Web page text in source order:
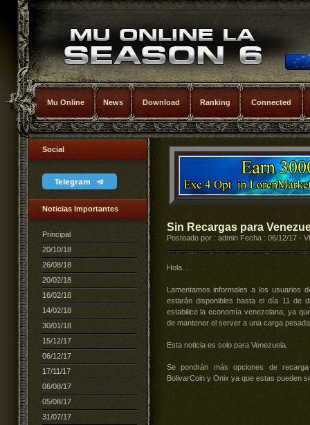
Mu Online News Download Ranking Connected
Social
Telegram
Noticias Importantes
Principal
20/10/18
26/08/18
20/02/18
16/02/18
14/02/18
30/01/18
15/12/17
06/12/17
17/11/17
06/08/17
05/08/17
31/07/17
Sin Recargas para
Posteado por : admin Fecha : 06/12/17 -
Hola…
Lamentamos informales a los usuarios
estarán disponibles hasta el día 11 de
estabilice la economía venezolana, ya
de mantener el server a una carga
Esta noticia es solo para Venezuela.
Se pondrán más opciones de
BolivarCoin y Onix ya que estas pueden